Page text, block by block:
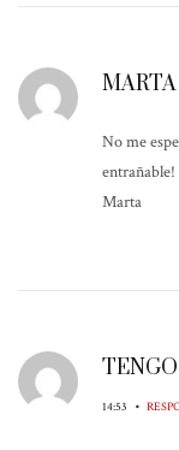
MARTA
No me
entrañable!
Marta
14:53 •